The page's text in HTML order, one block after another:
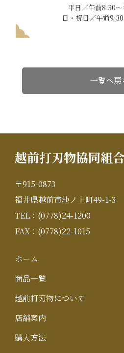
平日／午前8:30
日・祝日／午前
一覧へ戻
越前打刃物協同組合
〒915-0873
福井県越前市池ノ上町49-1-3
TEL：(0778)24-1200
FAX：(0778)22-1015
ホーム
商品一覧
越前打刃物について
店舗案内
購入方法